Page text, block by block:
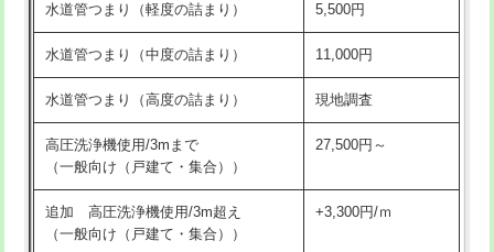
洗面台設置 38,500円
化粧台設置 22,000円
追加人工 16,500円
廃棄・処分 現場見積
※給水管工事は20mmまでの価格です。
交換・取付(排水栓・排水トラップ
22,000円+材料費
持込商品取付（混合水栓）
持込商品取付（浄水器・分岐水栓） 16,500円
水道管つまり（軽度の詰まり） 5,500円
水道管つまり（中度の詰まり） 11,000円
水道管つまり（高度の詰まり） 現地調査
高圧洗浄機使用/3mまで
（一般向け（戸建て・集合））
27,500円～
追加 高圧洗浄機使用/3m超え
（一般向け（戸建て・集合））
+3,300円/ｍ